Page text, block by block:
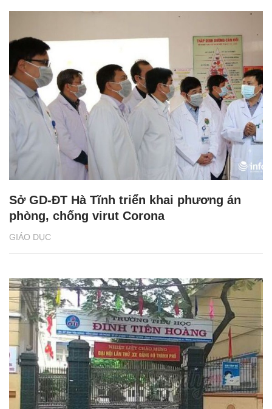
GIÁO DỤC
Sở GD-ĐT Hà Tĩnh triển khai phương án
phòng, chống virut Corona